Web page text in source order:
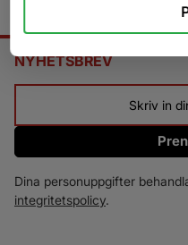
NYHETSBREV
Dina personuppgifter
integritetspolicy.